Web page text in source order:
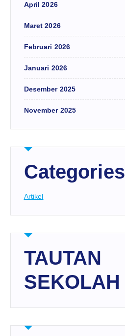
April 2026
Maret 2026
Februari 2026
Januari 2026
Desember 2025
November 2025
Categories
Artikel
TAUTAN
SEKOLAH